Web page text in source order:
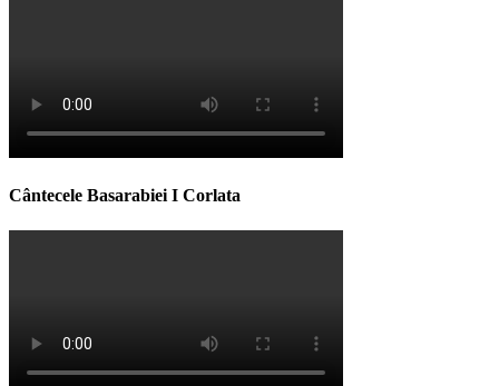
Cântecele Basarabiei I Corlata